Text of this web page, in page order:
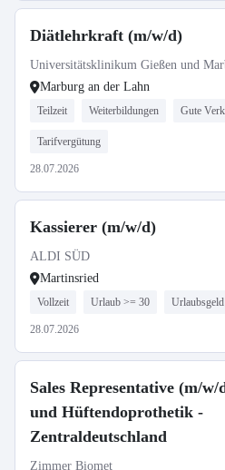
Diätlehrkraft (m/w/d)
Universitätsklinikum Gießen und
Marburg an der Lahn
Teilzeit Weiterbildungen Gute
Tarifvergütung
28.07.2026
Kassierer (m/w/d)
ALDI SÜD
Martinsried
Vollzeit Urlaub >= 30 Urlaubsgeld
28.07.2026
Sales Representative (m/
und Hüftendoprothetik -
Zentraldeutschland
Zimmer Biomet